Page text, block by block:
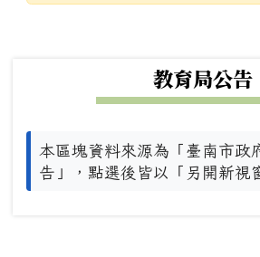
教育局公告
本區塊資料來源為「臺南市政
告」，點選後皆以「另開新視